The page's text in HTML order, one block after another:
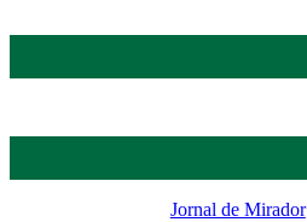
Jornal de Mirador